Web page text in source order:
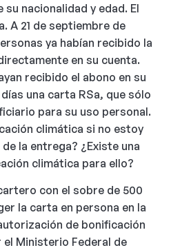
nacionalidad y edad. El
A 21 de septiembre de
ya habían recibido la
en su cuenta.
recibido el abono en su
una carta RSa, que sólo
para su uso personal.
climática si no estoy
la entrega? ¿Existe una
climática para ello?
con el sobre de 500
la carta en persona en la
de bonificación
Ministerio Federal de